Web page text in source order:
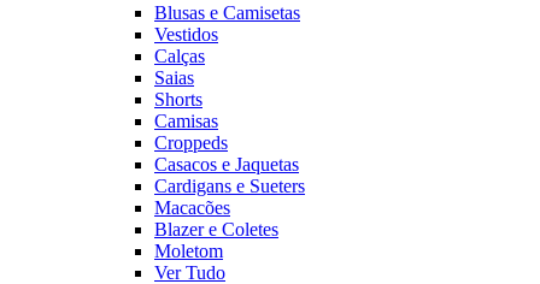
Blusas e Camisetas
Vestidos
Calças
Saias
Shorts
Camisas
Croppeds
Casacos e Jaquetas
Cardigans e Sueters
Macacões
Blazer e Coletes
Moletom
Ver Tudo